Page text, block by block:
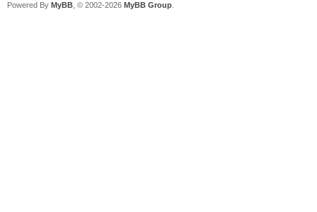
Powered By MyBB , © 2002-2026 MyBB Group